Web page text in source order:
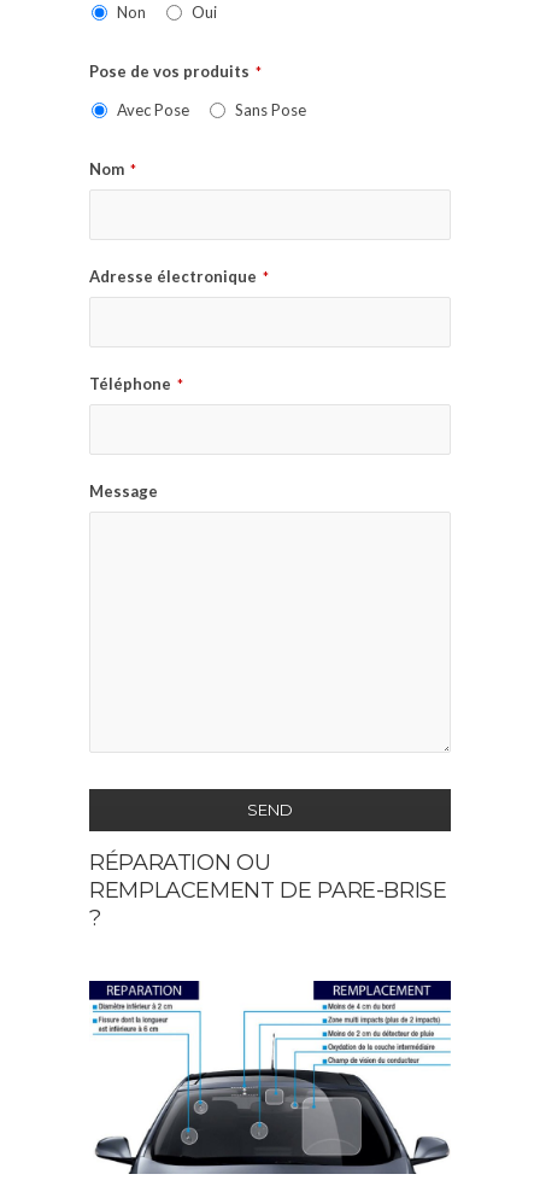
Non Oui
Pose de vos produits *
Avec Pose Sans Pose
Nom *
Adresse électronique *
Téléphone *
Message
SEND
This
field
should
left
blank
RÉPARATION OU
REMPLACEMENT DE PARE-BRISE
?